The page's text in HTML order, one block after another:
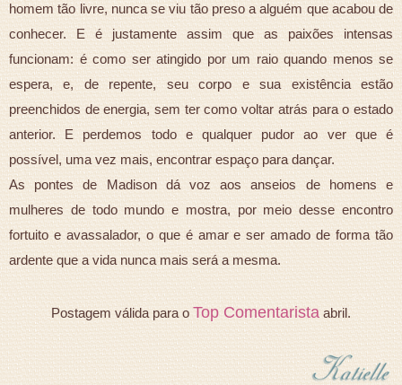
homem tão livre, nunca se viu tão preso a alguém que acabou de
conhecer. E é justamente assim que as paixões intensas
funcionam: é como ser atingido por um raio quando menos se
espera, e, de repente, seu corpo e sua existência estão
preenchidos de energia, sem ter como voltar atrás para o estado
anterior. E perdemos todo e qualquer pudor ao ver que é
possível, uma vez mais, encontrar espaço para dançar.
As pontes de Madison dá voz aos anseios de homens e
mulheres de todo mundo e mostra, por meio desse encontro
fortuito e avassalador, o que é amar e ser amado de forma tão
ardente que a vida nunca mais será a mesma.
Postagem válida para o Top Comentarista abril.